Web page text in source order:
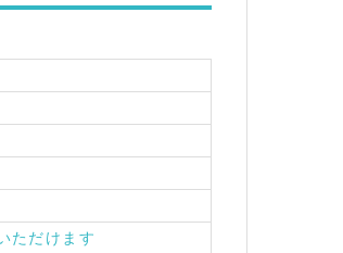
ただけます